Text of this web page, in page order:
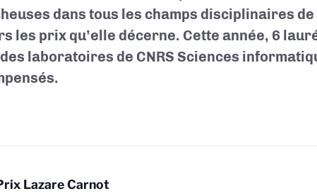
dans tous les champs disciplinaires
les prix qu’elle décerne. Cette année, 6
laboratoires de CNRS Sciences
Lazare Carnot